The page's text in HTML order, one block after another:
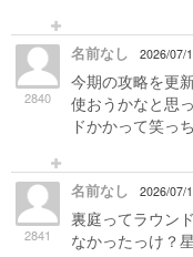
2840
名前なし 2026/07/
今期の攻略を更
使おうかなと思
ドかかって笑っ
2841
名前なし 2026/07/
裏庭ってラウン
なかったっけ？